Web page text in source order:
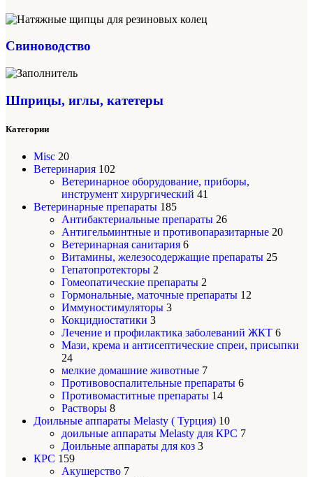
Свиноводство
Шприцы, иглы, катетеры
Категории
Misc 20
Ветеринария 102
Ветеринарное оборудование, приборы,
инструмент хирургический 41
Ветеринарные препараты 185
Антибактериальные препараты 26
Антигельминтные и противопаразитарные 20
Ветеринарная санитария 6
Витамины, железосодержащие препараты 25
Гепатопротекторы 2
Гомеопатические препараты 2
Гормональные, маточные препараты 12
Иммуностимуляторы 3
Кокцидиостатики 3
Лечение и профилактика заболеваний ЖКТ 6
Мази, крема и антисептические спреи, присыпки
24
мелкие домашние животные 7
Противовоспалительные препараты 6
Противомаститные препараты 14
Растворы 8
Доильные аппараты Melasty ( Турция) 10
доильные аппараты Melasty для КРС 7
Доильные аппараты для коз 3
КРС 159
Акушерство 7